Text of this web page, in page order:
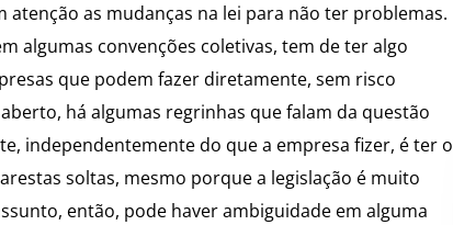
as mudanças na lei para não ter problemas.
algumas convenções coletivas, tem de ter algo
que podem fazer diretamente, sem risco
há algumas regrinhas que falam da questão
independentemente do que a empresa fizer, é ter o
soltas, mesmo porque a legislação é muito
então, pode haver ambiguidade em alguma